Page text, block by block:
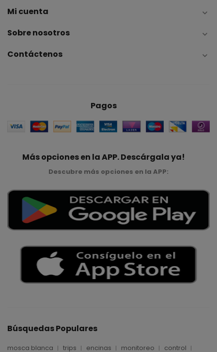
Mi cuenta 
Sobre nosotros 
Contáctenos 
Pagos
Más opciones en la APP. Descárgala ya!
Descubre más opciones en la APP:
Búsquedas Populares
mosca blanca trips encinas monitoreo control